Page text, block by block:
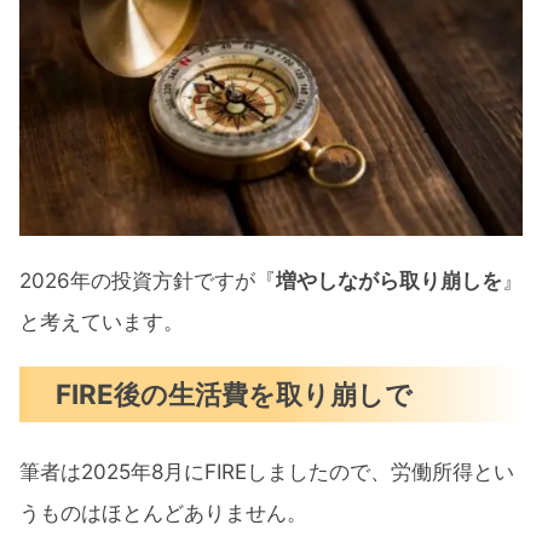
2026年の投資方針ですが『増やしながら取り崩しを 』
と考えています。
FIRE後の生活費を取り崩しで
筆者は2025年8月にFIREしましたので、労働所得とい
うものはほとんどありません。